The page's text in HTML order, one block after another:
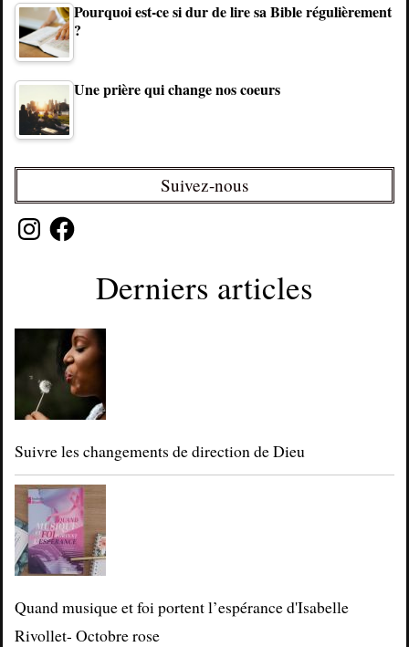
Pourquoi est-ce si dur de lire sa Bible régulièrement
?
Une prière qui change nos coeurs
Suivez-nous
InstagramFacebook
Derniers articles
Suivre les changements de direction de Dieu
Quand musique et foi portent l’espérance d'Isabelle
Rivollet- Octobre rose